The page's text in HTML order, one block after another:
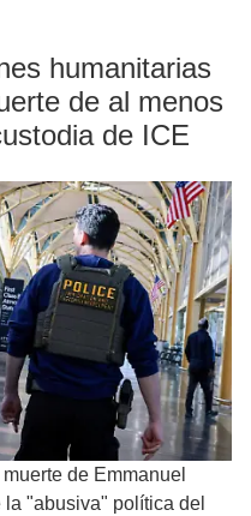
humanitarias
de al menos
de ICE
de Emmanuel
"abusiva" política del